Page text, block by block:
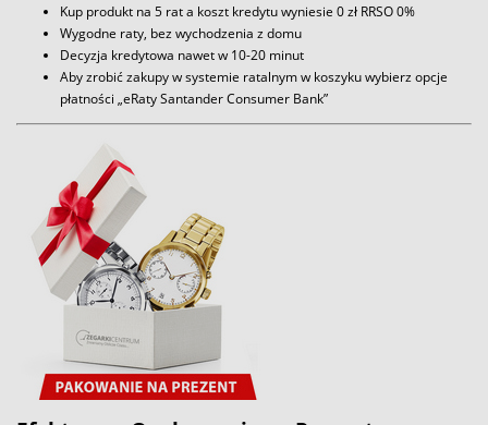
Kup produkt na 5 rat a koszt kredytu wyniesie 0 zł RRSO 0%
Wygodne raty, bez wychodzenia z domu
Decyzja kredytowa nawet w 10-20 minut
Aby zrobić zakupy w systemie ratalnym w koszyku wybierz opcje
płatności „eRaty Santander Consumer Bank”